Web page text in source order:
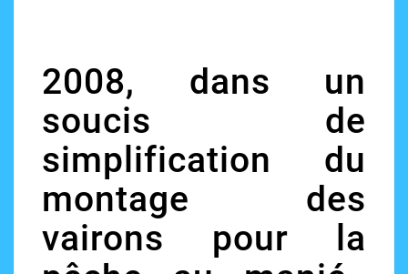
2008, dans un
soucis de
simplification du
montage des
vairons pour la